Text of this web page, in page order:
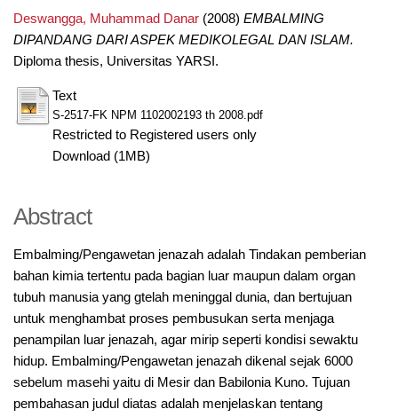
Deswangga, Muhammad Danar(2008) EMBALMING
DIPANDANG DARI ASPEK MEDIKOLEGAL DAN ISLAM.
Diploma thesis, Universitas YARSI.
Text
S-2517-FK NPM 1102002193 th 2008.pdf
Restricted to Registered users only
Download (1MB)
Abstract
Embalming/Pengawetan jenazah adalah Tindakan pemberian
bahan kimia tertentu pada bagian luar maupun dalam organ
tubuh manusia yang gtelah meninggal dunia, dan bertujuan
untuk menghambat proses pembusukan serta menjaga
penampilan luar jenazah, agar mirip seperti kondisi sewaktu
hidup. Embalming/Pengawetan jenazah dikenal sejak 6000
sebelum masehi yaitu di Mesir dan Babilonia Kuno. Tujuan
pembahasan judul diatas adalah menjelaskan tentang